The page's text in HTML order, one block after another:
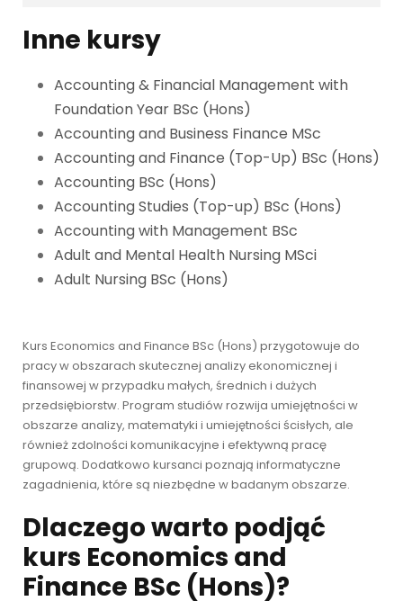
Inne kursy
Accounting & Financial Management with
Foundation Year BSc (Hons)
Accounting and Business Finance MSc
Accounting and Finance (Top-Up) BSc (Hons)
Accounting BSc (Hons)
Accounting Studies (Top-up) BSc (Hons)
Accounting with Management BSc
Adult and Mental Health Nursing MSci
Adult Nursing BSc (Hons)
Kurs Economics and Finance BSc (Hons) przygotowuje do
pracy w obszarach skutecznej analizy ekonomicznej i
finansowej w przypadku małych, średnich i dużych
przedsiębiorstw. Program studiów rozwija umiejętności w
obszarze analizy, matematyki i umiejętności ścisłych, ale
również zdolności komunikacyjne i efektywną pracę
grupową. Dodatkowo kursanci poznają informatyczne
zagadnienia, które są niezbędne w badanym obszarze.
Dlaczego warto podjąć
kurs Economics and
Finance BSc (Hons)?